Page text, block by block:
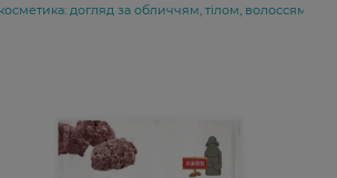
догляд за обличчям, тілом, волоссям і